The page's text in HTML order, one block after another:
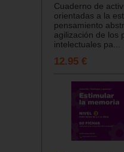
Cuaderno de
orientadas a la
pensamiento
agilización de los
intelectuales pa...
12.95 €